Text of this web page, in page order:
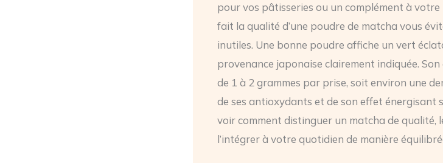
pour vos pâtisseries ou un complément à
fait la qualité d’une poudre de matcha vous
inutiles. Une bonne poudre affiche un vert
provenance japonaise clairement indiquée.
de 1 à 2 grammes par prise, soit environ une
de ses antioxydants et de son effet énergisant
voir comment distinguer un matcha de qualité,
l’intégrer à votre quotidien de manière